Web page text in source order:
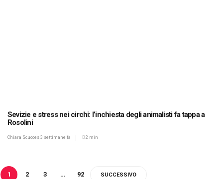
Sevizie e stress nei circhi: l’inchiesta degli animalisti fa tappa a
Rosolini
Chiara Scucces 3 settimane fa 2 min
1 2 3 … 92 SUCCESSIVO